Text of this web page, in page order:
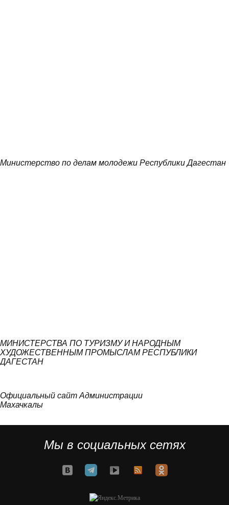
Министерство по делам молодежи Республики Дагестан
МИНИСТЕРСТВА ПО ТУРИЗМУ И НАРОДНЫМ
ХУДОЖЕСТВЕННЫМ ПРОМЫСЛАМ РЕСПУБЛИКИ
ДАГЕСТАН
Официальный сайт Администрации
Махачкалы
Мы в социальных сетях